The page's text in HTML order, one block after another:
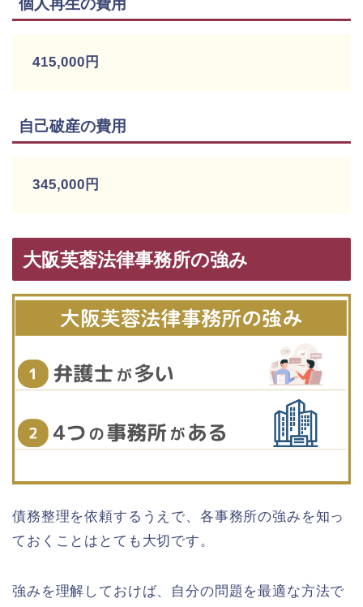
個人再生の費用
415,000円
自己破産の費用
345,000円
大阪芙蓉法律事務所の強み
債務整理を依頼するうえで、各事務所の強みを知っ
ておくことはとても大切です。
強みを理解しておけば、自分の問題を最適な方法で